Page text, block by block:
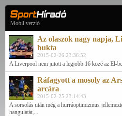
Mobil verzió
Az olaszok nagy napja,
bukta
2015-02-26 23:36:52
A Liverpool nem jutott a legjobb 16 közé az El-
Ráfagyott a mosoly az
arcára
2015-02-25 23:14:43
A sorsolás után még a hurráoptimizmus
hangulatát,...